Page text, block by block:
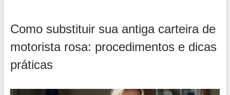
Como substituir sua antiga carteira de
motorista rosa: procedimentos e dicas
práticas